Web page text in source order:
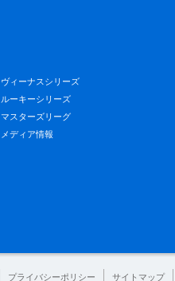
ヴィーナスシリーズ
ルーキーシリーズ
マスターズリーグ
メディア情報
プライバシーポリシー サイトマップ